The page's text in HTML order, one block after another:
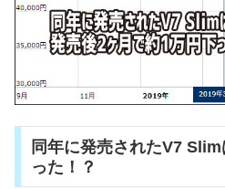
同年に発売されたV7
った！？